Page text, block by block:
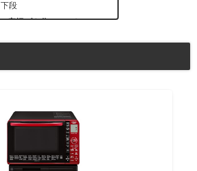
下段
唐揚げを作ってみた
ノンフライ機能を使う
子レンジとの比較